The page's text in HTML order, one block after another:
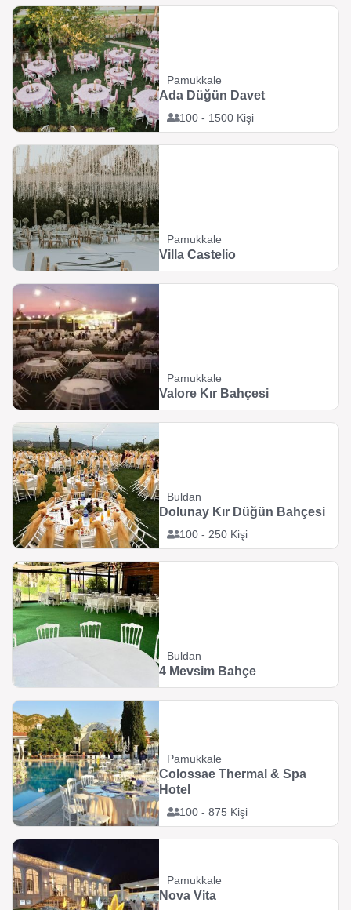
Pamukkale
100 - 1500 Kişi
Ada Düğün Davet
Pamukkale
Villa Castelio
Pamukkale
Valore Kır Bahçesi
Buldan
100 - 250 Kişi
Dolunay Kır Düğün Bahçesi
Buldan
4 Mevsim Bahçe
Pamukkale
100 - 875 Kişi
Colossae Thermal & Spa
Hotel
Pamukkale
Nova Vita